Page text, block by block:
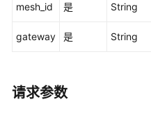
用
必
如
何
mesh_id 是 String
gateway 是 String
请求参数